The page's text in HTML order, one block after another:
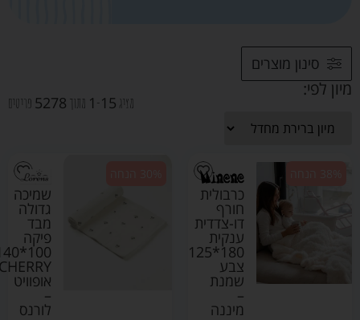
סינון מוצרים
מיון לפי:
מציג 1 -15 מתוך 5278 פריטים
כרבולית
חורף
דו-צדדית
ענקית
180*125
צבע
שמנת
–
מיננה
שמיכה
גדולה
מבד
פיקה
אופוויט
–
לורנס